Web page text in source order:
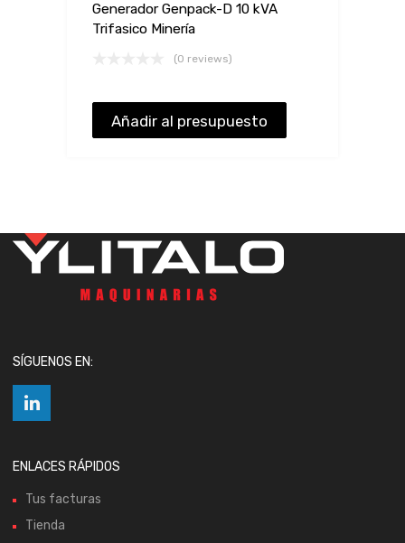
Generador Genpack-D 10 kVA
Trifasico Minería
(0 reviews)
Añadir al presupuesto
SÍGUENOS EN:
ENLACES RÁPIDOS
Tus facturas
Tienda